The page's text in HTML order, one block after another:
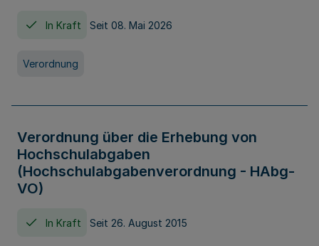
In Kraft Seit 08. Mai 2026
Verordnung
Verordnung über die Erhebung von
Hochschulabgaben
(Hochschulabgabenverordnung - HAbg-
VO)
In Kraft Seit 26. August 2015